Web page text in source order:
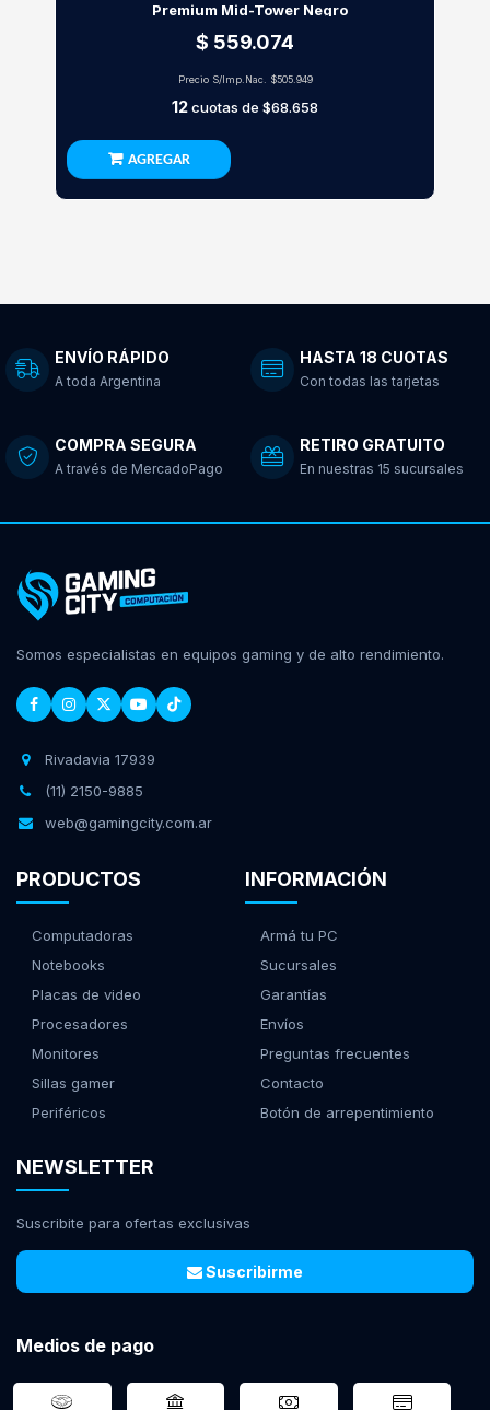
Premium Mid-Tower Negro
$ 559.074
Precio S/Imp.Nac. $505.949
12cuotas de $68.658
AGREGAR
ENVÍO RÁPIDO
A toda Argentina
HASTA 18 CUOTAS
Con todas las tarjetas
COMPRA SEGURA
A través de MercadoPago
RETIRO GRATUITO
En nuestras 15 sucursales
Somos especialistas en equipos gaming y de alto rendimiento.
Rivadavia 17939
(11) 2150-9885
web@gamingcity.com.ar
PRODUCTOS
Computadoras
Notebooks
Placas de video
Procesadores
Monitores
Sillas gamer
Periféricos
INFORMACIÓN
Armá tu PC
Sucursales
Garantías
Envíos
Preguntas frecuentes
Contacto
Botón de arrepentimiento
NEWSLETTER
Suscribite para ofertas exclusivas
Suscribirme
Medios de pago